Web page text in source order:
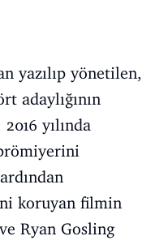
yazılıp yönetilen,
adaylığının
yılında
koruyan filmin
Ryan Gosling